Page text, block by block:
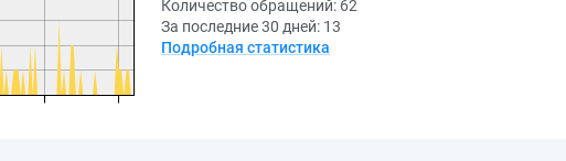
Количество обращений: 62
За последние 30 дней: 13
Подробная статистика